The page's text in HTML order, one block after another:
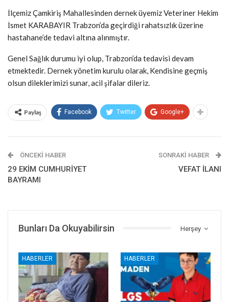
İlçemiz Çamkiriş Mahallesinden dernek üyemiz Veteriner Hekim
İsmet KARABAYIR Trabzon’da geçirdiği rahatsızlık üzerine
hastahane’de tedavi altına alınmıştır.
Genel Sağlık durumu iyi olup, Trabzon’da tedavisi devam
etmektedir. Dernek yönetim kurulu olarak, Kendisine geçmiş
olsun dileklerimizi sunar, acil şifalar dileriz.
Paylaş Facebook Twitter Google+
ÖNCEKI HABER
29 EKİM CUMHURİYET
BAYRAMI
SONRAKI HABER
VEFAT İLANI
Herşey
Bunları Da Okuyabilirsin
HABERLER HABERLER